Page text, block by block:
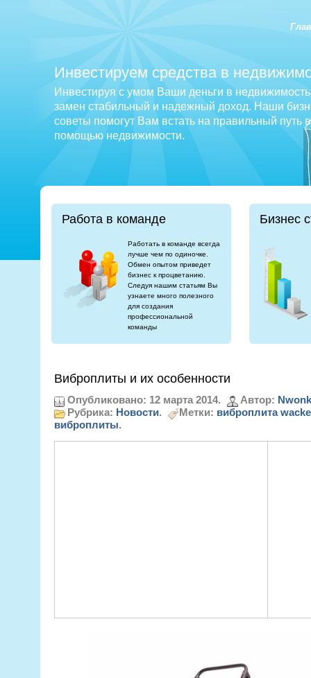
Инвестируем средства в
Инвестируя с умом Ваши деньги в
замен стабильный и надежный доход. Наши
советы помогут Вам встать на правильный путь
помощью недвижимости.
Работа в команде
Работать в команде всегда
лучше чем по одиночке.
Обмен опытом приведет
бизнес к процветанию.
Следуя нашим статьям Вы
узнаете много полезного
для создания
профессиональной
команды
Бизнес
Виброплиты и их особенности
Опубликовано: 12 марта 2014. Автор:
Рубрика: Новости. Метки: виброплита
виброплиты.